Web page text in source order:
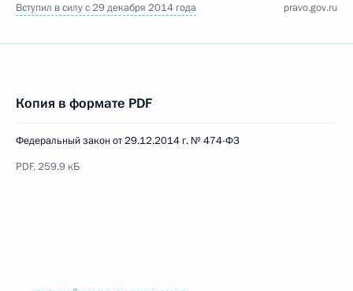
Вступил в силу с 29 декабря 2014 года pravo.gov.ru
Копия в формате PDF
Федеральный закон от 29.12.2014 г. № 474-ФЗ
PDF, 259.9 кБ